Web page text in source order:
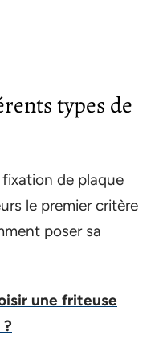
types de
de plaque
le premier critère
poser sa
une friteuse